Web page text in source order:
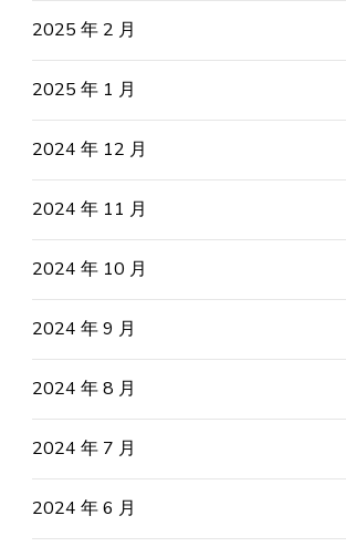
2025 年 2 月
2025 年 1 月
2024 年 12 月
2024 年 11 月
2024 年 10 月
2024 年 9 月
2024 年 8 月
2024 年 7 月
2024 年 6 月